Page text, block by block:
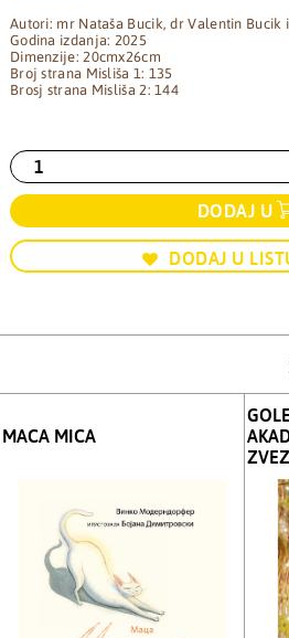
Autori: mr Nataša Bucik, dr Valentin Bucik
Godina izdanja: 2025
Dimenzije: 20cmx26cm
Broj strana Misliša 1: 135
Brosj strana Misliša 2: 144
DODAJ U
DODAJ U
MACA MICA